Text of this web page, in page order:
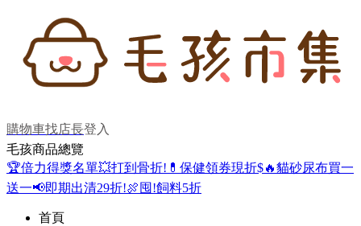
購物車找店長登入
毛孩商品總覽
🏆倍力得獎名單💥打到骨折! 💊保健領券現折$🔥貓砂尿布買一
送一📢即期出清29折!🍖囤!飼料5折
首頁